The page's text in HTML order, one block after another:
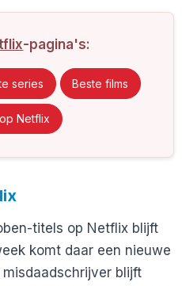
-pagina's:
series Beste films
Netflix
titels op Netflix blijft
komt daar een nieuwe
misdaadschrijver blijft